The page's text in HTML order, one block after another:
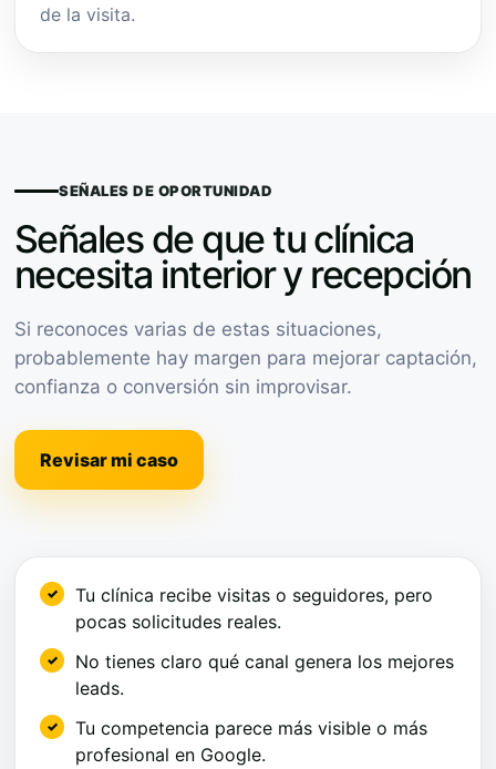
de la visita.
SEÑALES DE OPORTUNIDAD
Señales de que tu clínica
necesita interior y recepción
Si reconoces varias de estas situaciones,
probablemente hay margen para mejorar captación,
confianza o conversión sin improvisar.
Revisar mi caso
Tu clínica recibe visitas o seguidores, pero
pocas solicitudes reales.
No tienes claro qué canal genera los mejores
leads.
Tu competencia parece más visible o más
profesional en Google.